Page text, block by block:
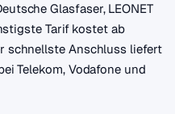
Glasfaser, LEONET
Tarif kostet ab
schnellste Anschluss liefert
Telekom, Vodafone und